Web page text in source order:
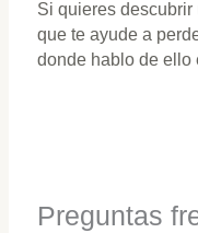
Si quieres
que te ayude a
donde hablo de ello
Preguntas